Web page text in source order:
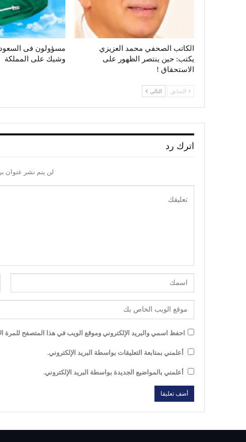
الكاتب الصحفي محمد العزيزي
يكتب: حين ينتصر الظهور على
الاستحقاق !
مسؤولون فى
وشيك على المملكة
السابق التالي
اترك رد
لن يتم نشر عنوان
احفظ اسمي والبريد الإلكتروني وموقع الويب في هذا المتصفح للمرة
أعلمني بمتابعة التعليقات بواسطة البريد الإلكتروني.
أعلمني بالمواضيع الجديدة بواسطة البريد الإلكتروني.